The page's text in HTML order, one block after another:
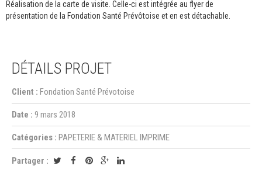
Réalisation de la carte de visite. Celle-ci est intégrée au flyer de
présentation de la Fondation Santé Prévôtoise et en est détachable.
DÉTAILS PROJET
Client : Fondation Santé Prévotoise
Date : 9 mars 2018
Catégories : PAPETERIE & MATERIEL IMPRIME
Partager :